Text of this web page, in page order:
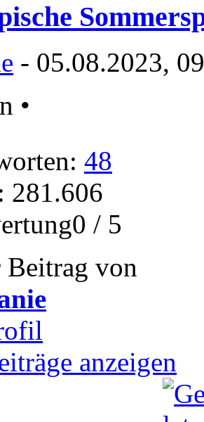
- 05.08.2023,
•
48
281.606
/ 5
Beitrag von
anzeigen